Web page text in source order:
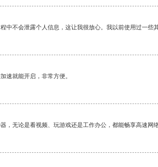
中不会泄露个人信息，这让我很放心。我以前使用过一些
速就能开启，非常方便。
，无论是看视频、玩游戏还是工作办公，都能畅享高速